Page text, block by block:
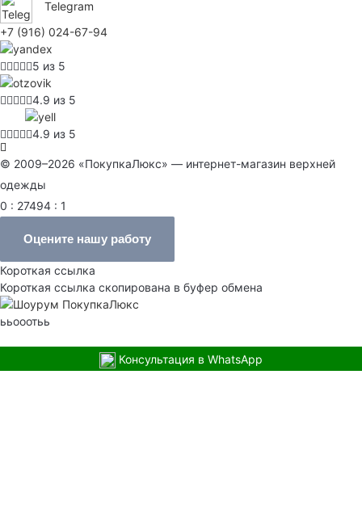
Telegram
+7 (916) 024-67-94
5 из 5
4.9 из 5
4.9 из 5
© 2009–2026 «ПокупкаЛюкс» — интернет-магазин верхней
одежды
0 : 27494 : 1
Оцените нашу работу
Короткая ссылка
Короткая ссылка скопирована в буфер обмена
ььооотьь
Консультация в WhatsApp